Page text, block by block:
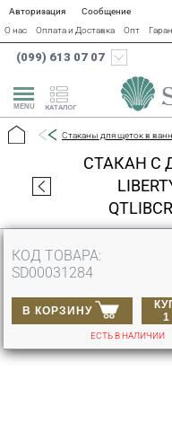
Авторизация
Сообщение
О нас
Оплата и Доставка Опт
(099) 613 07 07
КАТАЛОГ
Стаканы для щеток в
СТАКАН С
КОД ТОВАРА:
SD00031284
В КОРЗИНУ
ЕСТЬ В НАЛИЧИИ